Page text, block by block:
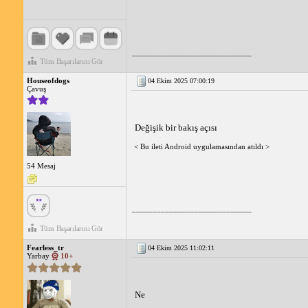
Tüm Başarılarını Gör
Houseofdogs
Çavuş
54 Mesaj
Tüm Başarılarını Gör
04 Ekim 2025 07:00:19
Değişik bir bakış açısı
< Bu ileti Android uygulamasından atıldı >
Fearless_tr
Yarbay
10+
04 Ekim 2025 11:02:11
Ne